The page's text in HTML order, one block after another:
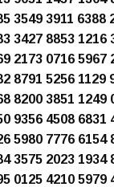
3549 3911 6388
3427 8853 1216
2173 0716 5967
8791 5256 1129
8200 3851 1249
9356 4508 6831
5980 7776 6154
3575 2023 1934
0125 4210 5979